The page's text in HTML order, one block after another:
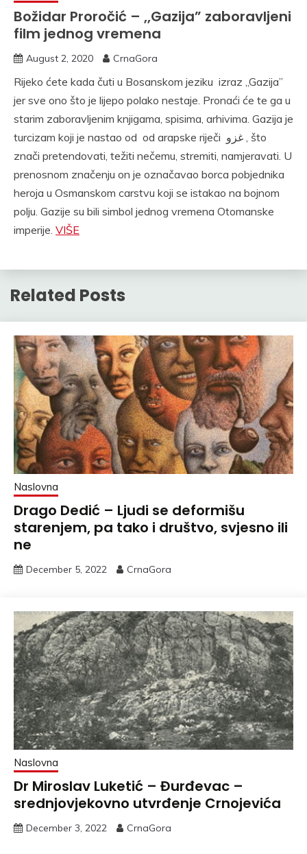
Božidar Proročić – ,,Gazija” zaboravljeni
film jednog vremena
August 2, 2020 CrnaGora
Rijeko ćete kada čuti u Bosanskom jeziku izraz ,,Gazija”
jer sve ono što je lijepo polako nestaje. Pronaći će te ga u
starim zaboravljenim knjigama, spisima, arhivima. Gazija je
turcizam koji je nastao od od arapske riječi غزو , što
znači pretendovati, težiti nečemu, stremiti, namjeravati. U
prenosnom značenju on je označavao borca pobjednika
heroja u Osmanskom carstvu koji se istakao na bojnom
polju. Gazije su bili simbol jednog vremena Otomanske
imperije. VIŠE
Related Posts
Naslovna
Drago Dedić – Ljudi se deformišu
starenjem, pa tako i društvo, svjesno ili
ne
December 5, 2022 CrnaGora
Naslovna
Dr Miroslav Luketić – Đurđevac –
srednjovjekovno utvrđenje Crnojevića
December 3, 2022 CrnaGora